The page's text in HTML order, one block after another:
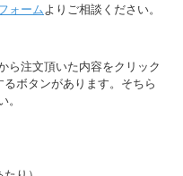
ォームよりご相談ください。
ら注文頂いた内容をクリック
ボタンがあります。そちら
。